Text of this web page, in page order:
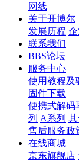
网线
关于开博尔
发展历程
联系我们
BBS论坛
服务中心
使用教程及
固件下载
便携式解码
列 A系列
售后服务政
在线商城
京东旗舰店